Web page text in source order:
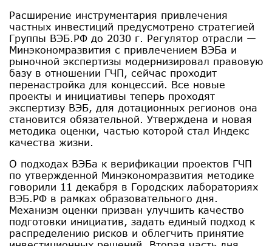
Расширение инструментария привлечения
частных инвестиций предусмотрено стратегией
Группы ВЭБ.РФ до 2030 г. Регулятор отрасли —
Минэкономразвития с привлечением ВЭБа и
рыночной экспертизы модернизировал правовую
базу в отношении ГЧП, сейчас проходит
перенастройка для концессий. Все новые
проекты и инициативы теперь проходят
экспертизу ВЭБ, для дотационных регионов она
становится обязательной. Утверждена и новая
методика оценки, частью которой стал Индекс
качества жизни.
О подходах ВЭБа к верификации проектов ГЧП
по утвержденной Минэкономразвития методике
говорили 11 декабря в Городских лабораториях
ВЭБ.РФ в рамках образовательного дня.
Механизм оценки призван улучшить качество
подготовки инициатив, задать единый подход к
распределению рисков и облегчить принятие